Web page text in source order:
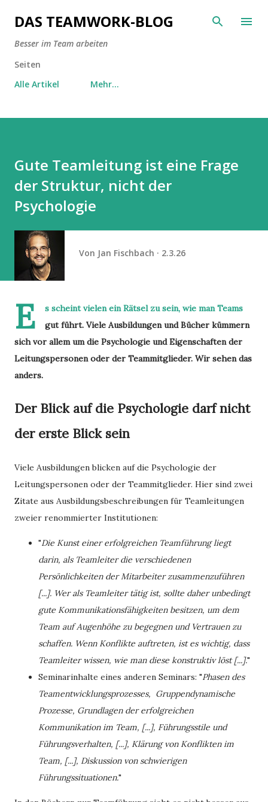
Direkt zum Hauptbereich
DAS TEAMWORK-BLOG
Besser im Team arbeiten
Seiten
Alle Artikel
Mehr…
Gute Teamleitung ist eine Frage
der Struktur, nicht der
Psychologie
Von Jan Fischbach 2.3.26
E
s scheint vielen ein Rätsel zu sein, wie man Teams
gut führt. Viele Ausbildungen und Bücher kümmern
sich vor allem um die Psychologie und Eigenschaften der
Leitungspersonen oder der Teammitglieder. Wir sehen das
anders.
Der Blick auf die Psychologie darf nicht
der erste Blick sein
Viele Ausbildungen blicken auf die Psychologie der
Leitungspersonen oder der Teammitglieder. Hier sind zwei
Zitate aus Ausbildungsbeschreibungen für Teamleitungen
zweier renommierter Institutionen:
"Die Kunst einer erfolgreichen Teamführung liegt
darin, als Teamleiter die verschiedenen
Persönlichkeiten der Mitarbeiter zusammenzuführen
[...]. Wer als Teamleiter tätig ist, sollte daher unbedingt
gute Kommunikationsfähigkeiten besitzen, um dem
Team auf Augenhöhe zu begegnen und Vertrauen zu
schaffen. Wenn Konflikte auftreten, ist es wichtig, dass
Teamleiter wissen, wie man diese konstruktiv löst [...]."
Seminarinhalte eines anderen Seminars: "Phasen des
Teamentwicklungsprozesses, Gruppendynamische
Prozesse, Grundlagen der erfolgreichen
Kommunikation im Team, [...], Führungsstile und
Führungsverhalten, [...], Klärung von Konflikten im
Team, [...], Diskussion von schwierigen
Führungssituationen."